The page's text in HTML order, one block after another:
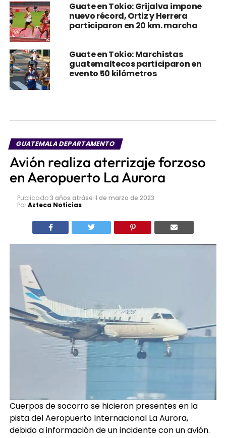
Guate en Tokio: Grijalva impone
nuevo récord, Ortiz y Herrera
participaron en 20 km. marcha
Guate en Tokio: Marchistas
guatemaltecos participaron en
evento 50 kilómetros
GUATEMALA DEPARTAMENTO
Avión realiza aterrizaje forzoso
en Aeropuerto La Aurora
Publicado3 años atrásel 1 de marzo de 2023
PorAzteca Noticias
Cuerpos de socorro se hicieron presentes en la
pista del Aeropuerto Internacional La Aurora,
debido a información de un incidente con un avión.